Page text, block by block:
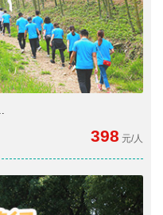
398 元/人